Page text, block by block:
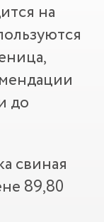
на
до
свиная
89,80